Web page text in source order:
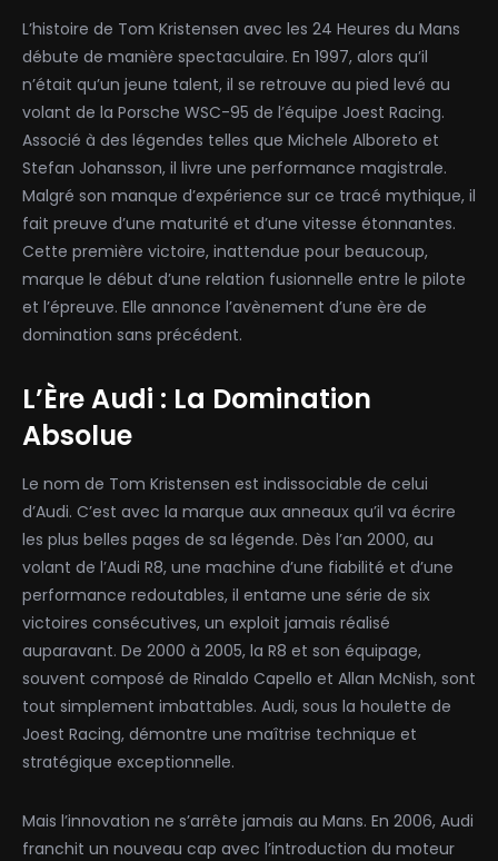
L’histoire de Tom Kristensen avec les 24 Heures du Mans
débute de manière spectaculaire. En 1997, alors qu’il
n’était qu’un jeune talent, il se retrouve au pied levé au
volant de la Porsche WSC-95 de l’équipe Joest Racing.
Associé à des légendes telles que Michele Alboreto et
Stefan Johansson, il livre une performance magistrale.
Malgré son manque d’expérience sur ce tracé mythique, il
fait preuve d’une maturité et d’une vitesse étonnantes.
Cette première victoire, inattendue pour beaucoup,
marque le début d’une relation fusionnelle entre le pilote
et l’épreuve. Elle annonce l’avènement d’une ère de
domination sans précédent.
L’Ère Audi : La Domination
Absolue
Le nom de Tom Kristensen est indissociable de celui
d’Audi. C’est avec la marque aux anneaux qu’il va écrire
les plus belles pages de sa légende. Dès l’an 2000, au
volant de l’Audi R8, une machine d’une fiabilité et d’une
performance redoutables, il entame une série de six
victoires consécutives, un exploit jamais réalisé
auparavant. De 2000 à 2005, la R8 et son équipage,
souvent composé de Rinaldo Capello et Allan McNish, sont
tout simplement imbattables. Audi, sous la houlette de
Joest Racing, démontre une maîtrise technique et
stratégique exceptionnelle.
Mais l’innovation ne s’arrête jamais au Mans. En 2006, Audi
franchit un nouveau cap avec l’introduction du moteur